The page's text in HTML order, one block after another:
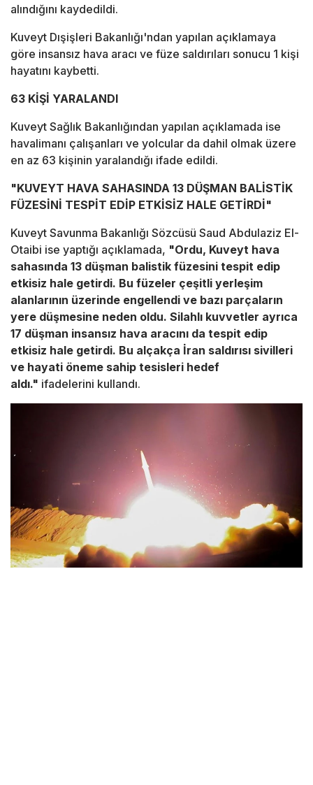
alındığını kaydedildi.
Kuveyt Dışişleri Bakanlığı'ndan yapılan açıklamaya
göre insansız hava aracı ve füze saldırıları sonucu 1 kişi
hayatını kaybetti.
63 KİŞİ YARALANDI
Kuveyt Sağlık Bakanlığından yapılan açıklamada ise
havalimanı çalışanları ve yolcular da dahil olmak üzere
en az 63 kişinin yaralandığı ifade edildi.
"KUVEYT HAVA SAHASINDA 13 DÜŞMAN BALİSTİK
FÜZESİNİ TESPİT EDİP ETKİSİZ HALE GETİRDİ"
Kuveyt Savunma Bakanlığı Sözcüsü Saud Abdulaziz El-
Otaibi ise yaptığı açıklamada, "Ordu, Kuveyt hava
sahasında 13 düşman balistik füzesini tespit edip
etkisiz hale getirdi. Bu füzeler çeşitli yerleşim
alanlarının üzerinde engellendi ve bazı parçaların
yere düşmesine neden oldu. Silahlı kuvvetler ayrıca
17 düşman insansız hava aracını da tespit edip
etkisiz hale getirdi. Bu alçakça İran saldırısı sivilleri
ve hayati öneme sahip tesisleri hedef
aldı." ifadelerini kullandı.